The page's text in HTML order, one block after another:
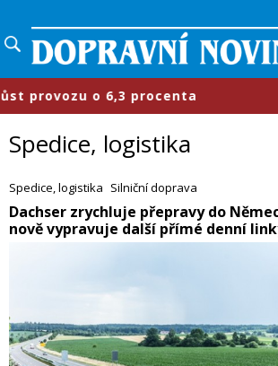
Spedice, logistika
Spedice, logistika Silniční doprava
​Dachser zrychluje přepravy do
nově vypravuje další přímé denní